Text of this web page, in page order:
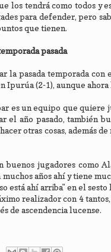
los tendrá como todos y
para defender, pero
que tienen.
pasada
la pasada temporada
Ipurúa (2-1), aunque
es un equipo que quiere
el año pasado, también
otras cosas, además
jugadores como
años ahí y tiene
está ahí arriba" en el
realizador con 4
de ascendencia lucense.